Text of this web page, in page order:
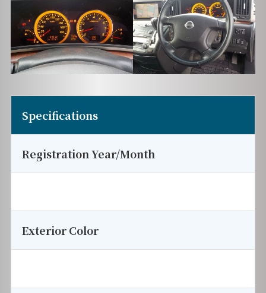
Specifications
Registration Year/Month
Exterior Color